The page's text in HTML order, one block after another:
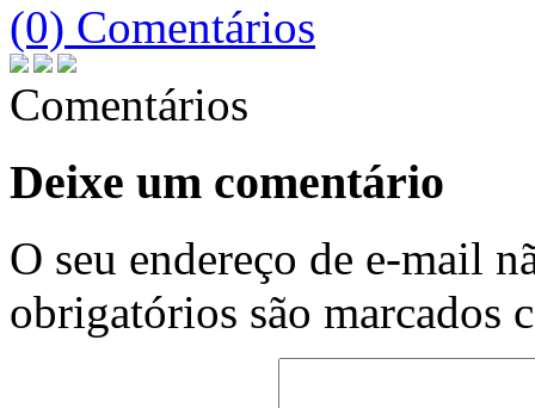
(0) Comentários
Comentários
Deixe um comentário
O seu endereço de e-mail
obrigatórios são marcados